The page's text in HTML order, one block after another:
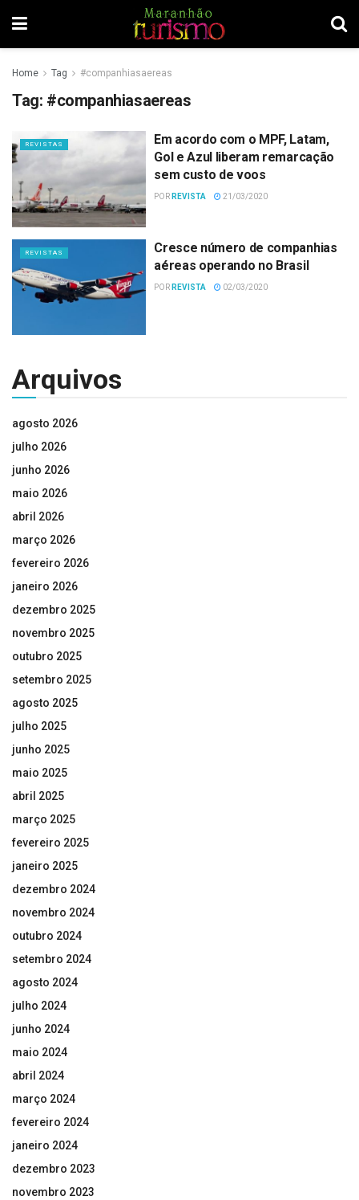
Home Tag #companhiasaereas
Tag: #companhiasaereas
REVISTAS
Em acordo com o MPF, Latam,
Gol e Azul liberam remarcação
sem custo de voos
POR REVISTA 21/03/2020
REVISTAS
Cresce número de companhias
aéreas operando no Brasil
POR REVISTA 02/03/2020
Arquivos
agosto 2026
julho 2026
junho 2026
maio 2026
abril 2026
março 2026
fevereiro 2026
janeiro 2026
dezembro 2025
novembro 2025
outubro 2025
setembro 2025
agosto 2025
julho 2025
junho 2025
maio 2025
abril 2025
março 2025
fevereiro 2025
janeiro 2025
dezembro 2024
novembro 2024
outubro 2024
setembro 2024
agosto 2024
julho 2024
junho 2024
maio 2024
abril 2024
março 2024
fevereiro 2024
janeiro 2024
dezembro 2023
novembro 2023